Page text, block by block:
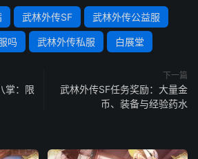
武林外传SF 武林外传公益服
吗 武林外传私服 白展堂
掌：限
下一篇
武林外传SF任务奖励：大量金
币、装备与经验药水